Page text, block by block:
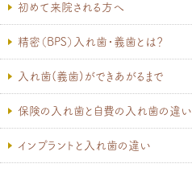
初めて来院される方へ
精密（BPS）入れ歯・義歯とは？
入れ歯(義歯)ができあがるまで
保険の入れ歯と自費の入れ歯の違い
インプラントと入れ歯の違い